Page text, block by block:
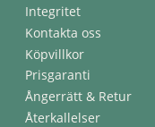
Integritet
Kontakta oss
Köpvillkor
Prisgaranti
Ångerrätt & Retur
Återkallelser